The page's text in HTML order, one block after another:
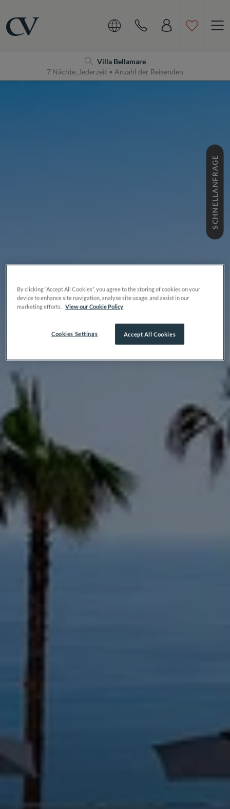
Villa Bellamare
7 Nächte, Jederzeit • Anzahl der Reisenden
SCHNELLANFRAGE
By clicking “Accept All Cookies”, you agree to the storing of cookies on your
device to enhance site navigation, analyse site usage, and assist in our
marketing efforts.
View our Cookie Policy
Accept All Cookies
Cookies Settings